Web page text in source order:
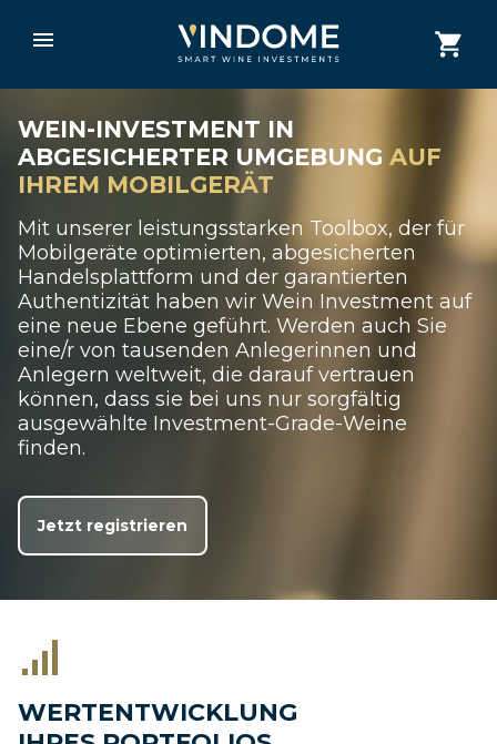
WEIN-INVESTMENT IN
ABGESICHERTER UMGEBUNG AUF
IHREM MOBILGERÄT
Mit unserer leistungsstarken Toolbox, der für
Mobilgeräte optimierten, abgesicherten
Handelsplattform und der garantierten
Authentizität haben wir Wein Investment auf
eine neue Ebene geführt. Werden auch Sie
eine/r von tausenden Anlegerinnen und
Anlegern weltweit, die darauf vertrauen
können, dass sie bei uns nur sorgfältig
ausgewählte Investment-Grade-Weine
finden.
Jetzt registrieren
WERTENTWICKLUNG